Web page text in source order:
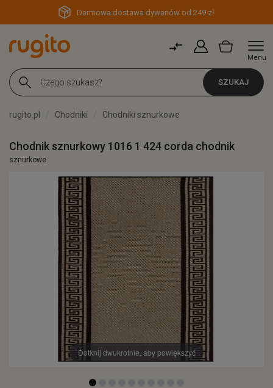
Darmowa dostawa dywanów od 249 zł
Menu
SZUKAJ
rugito.pl Chodniki Chodniki sznurkowe
Chodnik sznurkowy 1016 1 424 corda chodnik
sznurkowe
Dotknij dwukrotnie, aby powiększyć